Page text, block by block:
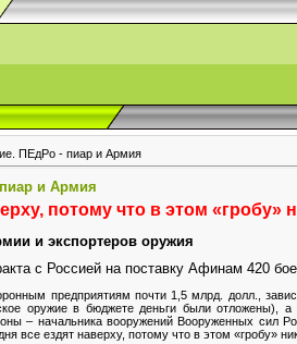
ПЕдРо - пиар и Армия
и Армия
потому что в этом «гробу»
и экспортеров оружия
с Россией на поставку Афинам 420
предприятиям почти 1,5 млрд. долл.,
оружие в бюджете деньги были отложены), а
– начальника вооружений Вооруженных сил
все ездят наверху, потому что в этом «гробу»